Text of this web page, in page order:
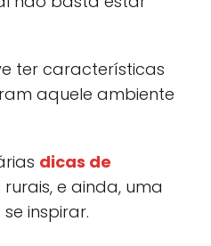
ter características
aquele ambiente
dicas de
rurais, e ainda, uma
inspirar.